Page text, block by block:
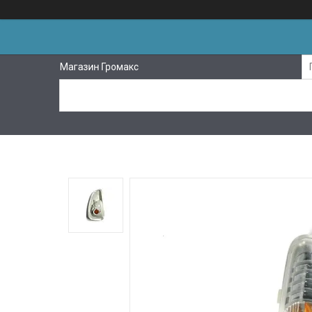
Магазин Громакс